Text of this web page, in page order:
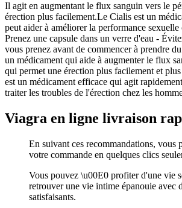
Il agit en augmentant le flux sanguin vers le
érection plus facilement.Le Cialis est un
peut aider à améliorer la performance sexuelle
Prenez une capsule dans un verre d'eau -
vous prenez avant de commencer à prendre
un médicament qui aide à augmenter le flux
qui permet une érection plus facilement et
est un médicament efficace qui agit
traiter les troubles de l'érection chez les
Viagra en ligne livraison
En suivant ces recommandations, vous
votre commande en quelques clics
Vous pouvez \u00E0 profiter d'une vie
retrouver une vie intime épanouie avec
satisfaisants.